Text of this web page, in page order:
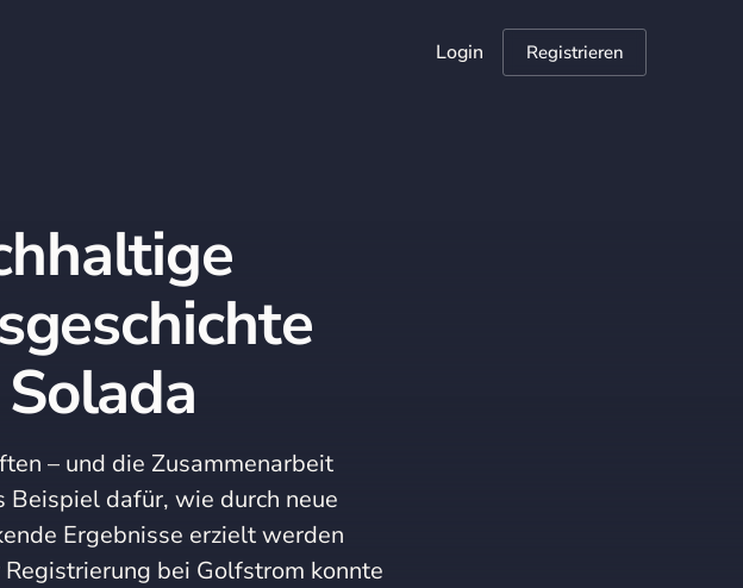
Login Registrieren
– und die Zusammenarbeit
dafür, wie durch neue
Ergebnisse erzielt werden
bei Golfstrom konnte